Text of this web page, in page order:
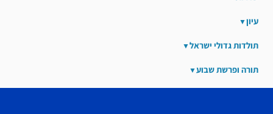
עיון
תולדות גדולי ישראל
תורה ופרשת שבוע